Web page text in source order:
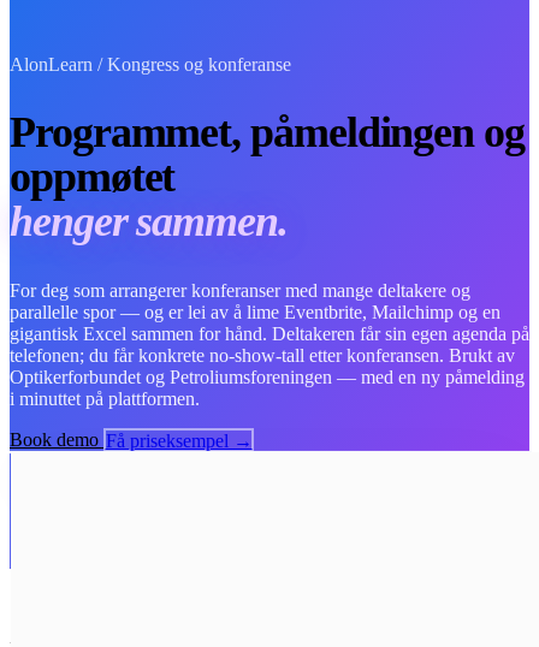
AlonLearn / Kongress og konferanse
Programmet, påmeldingen og
oppmøtet
henger sammen.
For deg som arrangerer konferanser med mange deltakere og
parallelle spor — og er lei av å lime Eventbrite, Mailchimp og en
gigantisk Excel sammen for hånd. Deltakeren får sin egen agenda på
telefonen; du får konkrete no-show-tall etter konferansen. Brukt av
Optikerforbundet og Petroliumsforeningen — med en ny påmelding
i minuttet på plattformen.
Book demo Få priseksempel →